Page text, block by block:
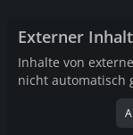
Externer Inhalt
Inhalte von
nicht automatisch